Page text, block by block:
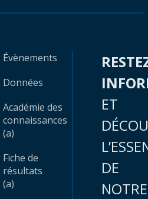
Évènements
Données
Académie des
connaissances
(a)
Fiche de
résultats
(a)
ET
DE
NOTRE